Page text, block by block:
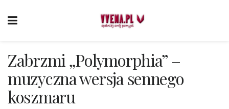
Zabrzmi „Polymorphia” –
muzyczna wersja sennego
koszmaru